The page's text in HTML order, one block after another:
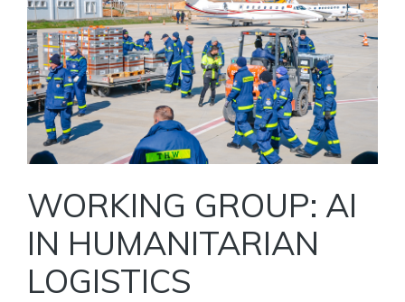
WORKING GROUP: AI
IN HUMANITARIAN
LOGISTICS